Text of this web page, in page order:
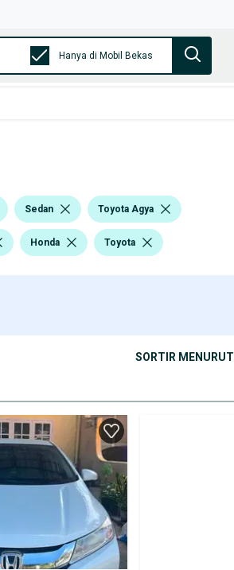
Hanya di Mobil Bekas
Sedan Toyota Agya
Honda Toyota
SORTIR MENURUT